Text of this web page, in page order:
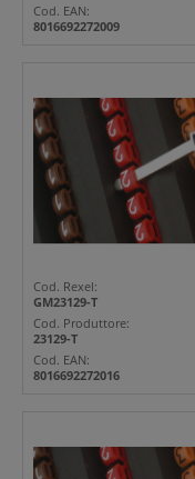
Cod. EAN:
8016692272009
Cod. Rexel:
GM23129-T
Cod. Produttore:
23129-T
Cod. EAN:
8016692272016